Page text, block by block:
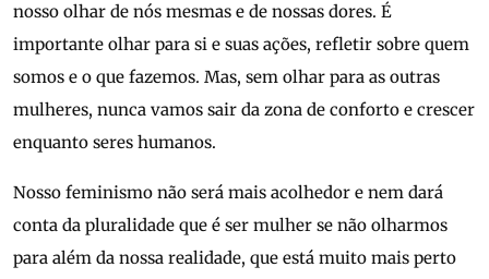
nosso olhar de nós mesmas e de nossas dores. É
importante olhar para si e suas ações, refletir sobre quem
somos e o que fazemos. Mas, sem olhar para as outras
mulheres, nunca vamos sair da zona de conforto e crescer
enquanto seres humanos.
Nosso feminismo não será mais acolhedor e nem dará
conta da pluralidade que é ser mulher se não olharmos
para além da nossa realidade, que está muito mais perto